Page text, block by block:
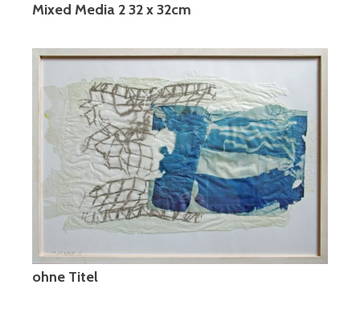
Mixed Media 2 32x 32cm
ohne Titel